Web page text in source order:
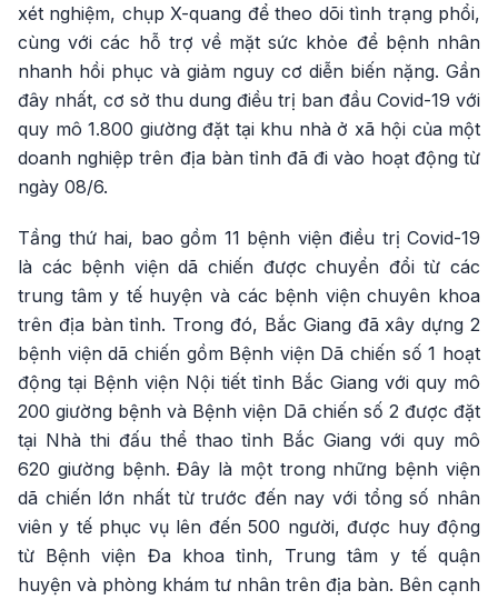
xét nghiệm, chụp X-quang để theo dõi tình trạng phổi,
cùng với các hỗ trợ về mặt sức khỏe để bệnh nhân
nhanh hồi phục và giảm nguy cơ diễn biến nặng. Gần
đây nhất, cơ sở thu dung điều trị ban đầu Covid-19 với
quy mô 1.800 giường đặt tại khu nhà ở xã hội của một
doanh nghiệp trên địa bàn tỉnh đã đi vào hoạt động từ
ngày 08/6.
Tầng thứ hai, bao gồm 11 bệnh viện điều trị Covid-19
là các bệnh viện dã chiến được chuyển đổi từ các
trung tâm y tế huyện và các bệnh viện chuyên khoa
trên địa bàn tỉnh. Trong đó, Bắc Giang đã xây dựng 2
bệnh viện dã chiến gồm Bệnh viện Dã chiến số 1 hoạt
động tại Bệnh viện Nội tiết tỉnh Bắc Giang với quy mô
200 giường bệnh và Bệnh viện Dã chiến số 2 được đặt
tại Nhà thi đấu thể thao tỉnh Bắc Giang với quy mô
620 giường bệnh. Đây là một trong những bệnh viện
dã chiến lớn nhất từ trước đến nay với tổng số nhân
viên y tế phục vụ lên đến 500 người, được huy động
từ Bệnh viện Đa khoa tỉnh, Trung tâm y tế quận
huyện và phòng khám tư nhân trên địa bàn. Bên cạnh